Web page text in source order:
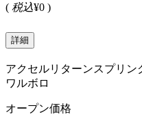
( 税込¥0 )
詳細
アクセルリターンスプリン
ワルボロ
オープン価格